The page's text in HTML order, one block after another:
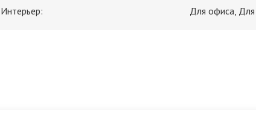
Интерьер:
Для офиса,